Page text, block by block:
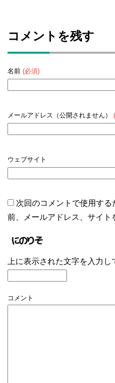
コメントを残す
名前 (必須)
メールアドレス（公開されません）
ウェブサイト
次回のコメントで使用す
前、メールアドレス、サイト
上に表示された文字を入力し
コメント